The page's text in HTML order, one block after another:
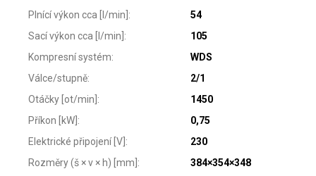
Plnící výkon cca [l/min]:
54
Sací výkon cca [l/min]:
105
Kompresní systém:
WDS
Válce/stupně:
2/1
Otáčky [ot/min]:
1450
Příkon [kW]:
0,75
Elektrické připojení [V]:
230
Rozměry (š × v × h) [mm]:
384×354×348